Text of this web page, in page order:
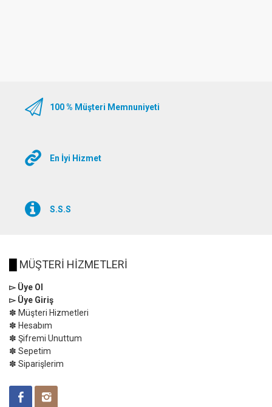
100 % Müşteri Memnuniyeti
En İyi Hizmet
S.S.S
MÜŞTERİ HİZMETLERİ
▻ Üye Ol
▻ Üye Giriş
✽ Müşteri Hizmetleri
✽ Hesabım
✽ Şifremi Unuttum
✽ Sepetim
✽ Siparişlerim